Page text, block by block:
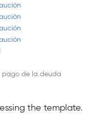
pago de la deuda
the template.